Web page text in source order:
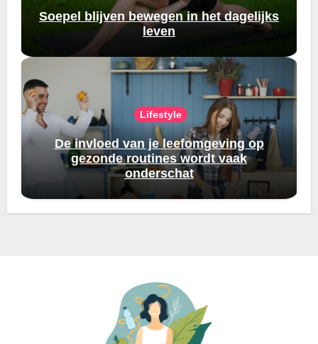
Soepel blijven bewegen in het dagelijks
leven
Lifestyle
De invloed van je leefomgeving op
gezonde routines wordt vaak
onderschat